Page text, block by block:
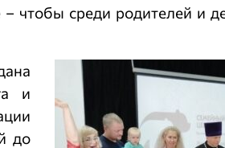
чтобы среди родителей и
и
до